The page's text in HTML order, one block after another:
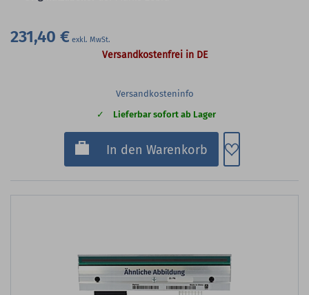
231,40 €
Versandkostenfrei in DE
Versandkosteninfo
Lieferbar sofort ab Lager
In den Warenkorb Zum